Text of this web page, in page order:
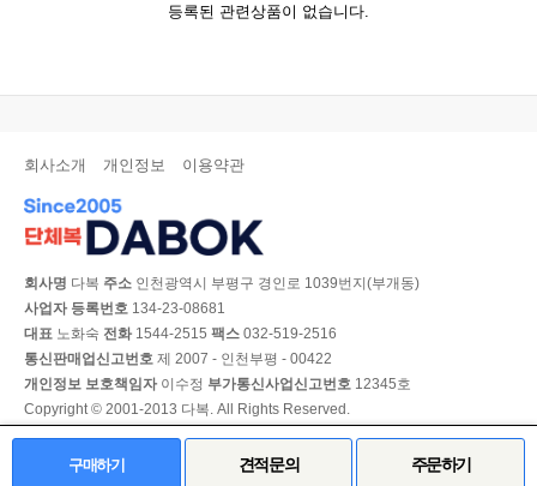
구매하기 견적문의 주문하기
등록된 관련상품이 없습니다.
회사소개 개인정보 이용약관
회사명 다복 주소 인천광역시 부평구 경인로 1039번지(부개동)
사업자 등록번호 134-23-08681
대표 노화숙 전화 1544-2515 팩스 032-519-2516
통신판매업신고번호 제 2007 - 인천부평 - 00422
개인정보 보호책임자 이수정 부가통신사업신고번호 12345호
Copyright © 2001-2013 다복. All Rights Reserved.
PC 버전